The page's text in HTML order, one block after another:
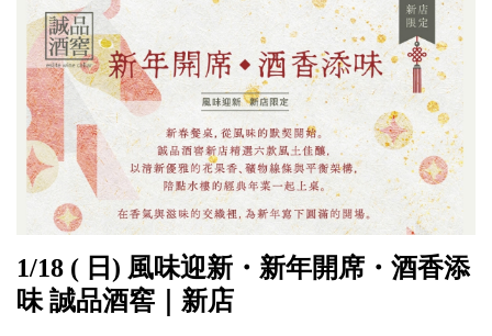
1/18 ( 日) 風味迎新・新年開席・酒香添
味 誠品酒窖｜新店